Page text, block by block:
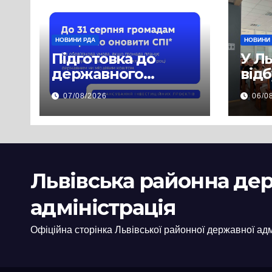
НОВИНИ РДА
Підготовка до
державного
фінансування на
2027 рік уже
триває
07/08/2026
НОВИНИ
У
06/
Львівська районна
адміністрація
Офіційна сторінка Львівської районної державної